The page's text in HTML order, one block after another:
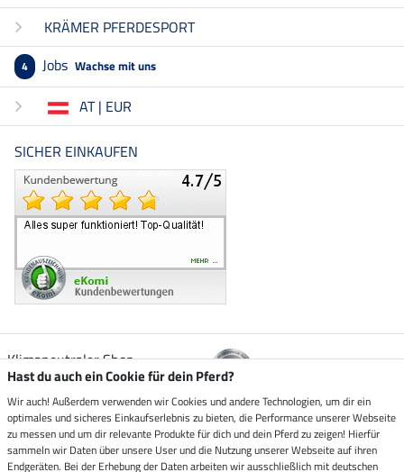
KRÄMER PFERDESPORT
4 Jobs Wachse mit uns
AT | EUR
SICHER EINKAUFEN
Klimaneutraler Shop
Zustellung durch
Sicher bezahlen mit
Hast du auch ein Cookie für dein Pferd?
Wir auch! Außerdem verwenden wir Cookies und andere Technologien, um dir ein
optimales und sicheres Einkaufserlebnis zu bieten, die Performance unserer Webseite
zu messen und um dir relevante Produkte für dich und dein Pferd zu zeigen! Hierfür
sammeln wir Daten über unsere User und die Nutzung unserer Webseite auf ihren
Endgeräten. Bei der Erhebung der Daten arbeiten wir ausschließlich mit deutschen